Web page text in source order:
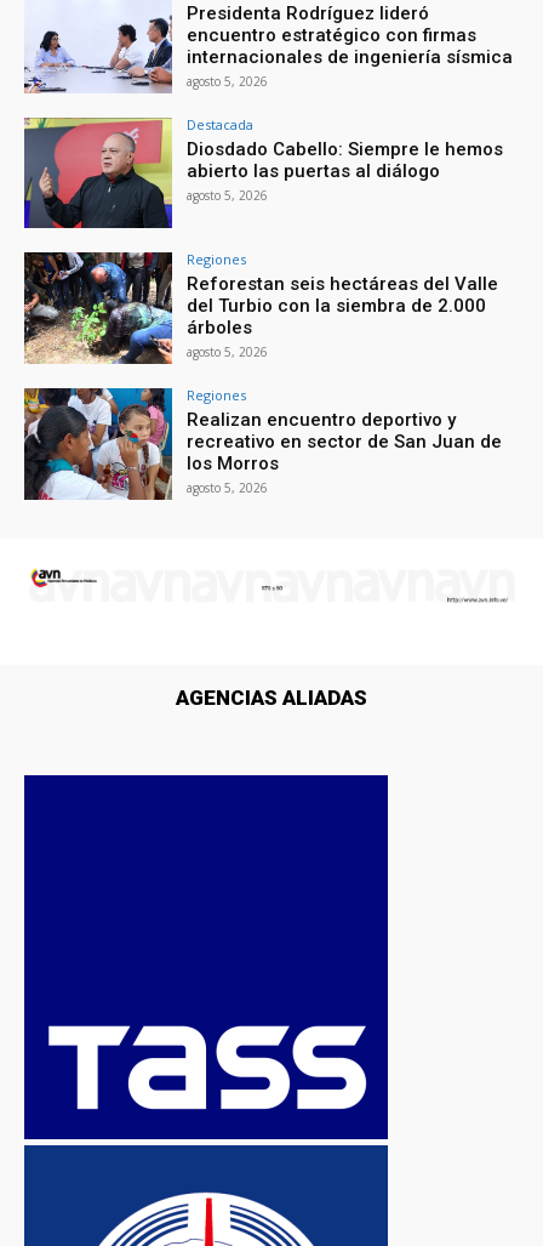
Presidenta Rodríguez lideró
encuentro estratégico con firmas
internacionales de ingeniería sísmica
agosto 5, 2026
Destacada
Diosdado Cabello: Siempre le hemos
abierto las puertas al diálogo
agosto 5, 2026
Regiones
Reforestan seis hectáreas del Valle
del Turbio con la siembra de 2.000
árboles
agosto 5, 2026
Regiones
Realizan encuentro deportivo y
recreativo en sector de San Juan de
los Morros
agosto 5, 2026
AGENCIAS ALIADAS